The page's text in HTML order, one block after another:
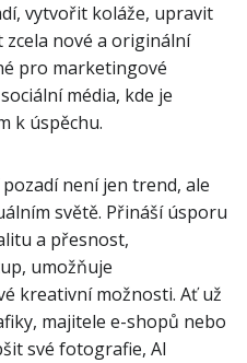
vytvořit koláže, upravit
nové a originální
pro marketingové
média, kde je
k úspěchu.
není jen trend, ale
světě. Přináší úsporu
a přesnost,
umožňuje
kreativní možnosti. Ať už
majitele e-shopů nebo
své fotografie, AI